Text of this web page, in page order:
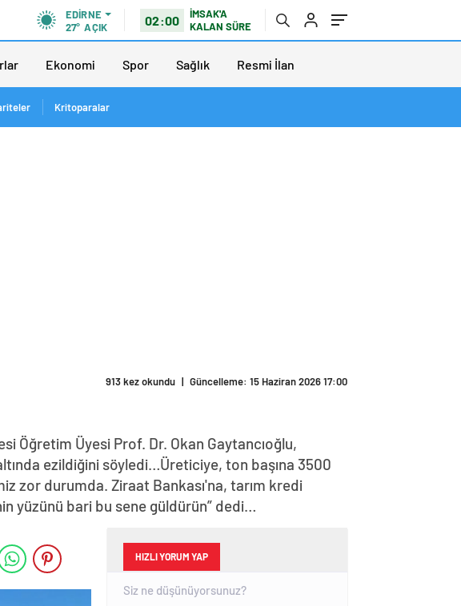
EDIRNE
27° AÇIK 02:00
İMSAK'A
KALAN SÜRE
Ekonomi Spor Sağlık Resmi İlan
Kritoparalar
913 kez okundu | Güncelleme: 15 Haziran 2026 17:00
Öğretim Üyesi Prof. Dr. Okan Gaytancıoğlu,
ezildiğini söyledi…Üreticiye, ton başına 3500
zor durumda. Ziraat Bankası'na, tarım kredi
yüzünü bari bu sene güldürün” dedi…
HIZLI YORUM YAP